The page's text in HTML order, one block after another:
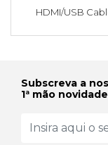
HDMI/USB
Subscreva a
1ª mão